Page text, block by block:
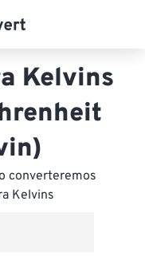
Kelvins
converteremos
Kelvins